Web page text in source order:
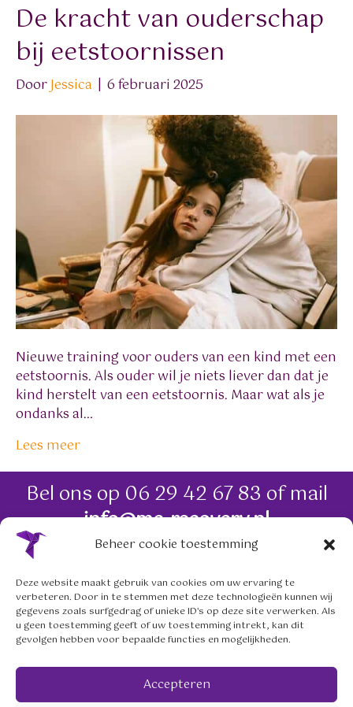
Beheer cookie toestemming
Deze website maakt gebruik van cookies om uw ervaring te
verbeteren. Door in te stemmen met deze technologieën kunnen wij
gegevens zoals surfgedrag of unieke ID's op deze site verwerken. Als
u geen toestemming geeft of uw toestemming intrekt, kan dit
gevolgen hebben voor bepaalde functies en mogelijkheden.
Accepteren
De kracht van ouderschap
bij eetstoornissen
DoorJessica | 6 februari 2025
Nieuwe training voor ouders van een kind met een
eetstoornis. Als ouder wil je niets liever dan dat je
kind herstelt van een eetstoornis. Maar wat als je
ondanks al…
Lees meer
Bel ons op 06 29 42 67 83 of mail
info@me-recovery.nl
06 29 42 67 83
info@me-recovery.nl
Volg ons op social media